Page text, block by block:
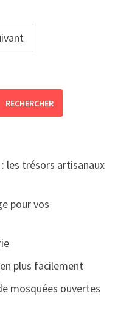
RECHERCHER
les trésors artisanaux
pour vos
plus facilement
mosquées ouvertes